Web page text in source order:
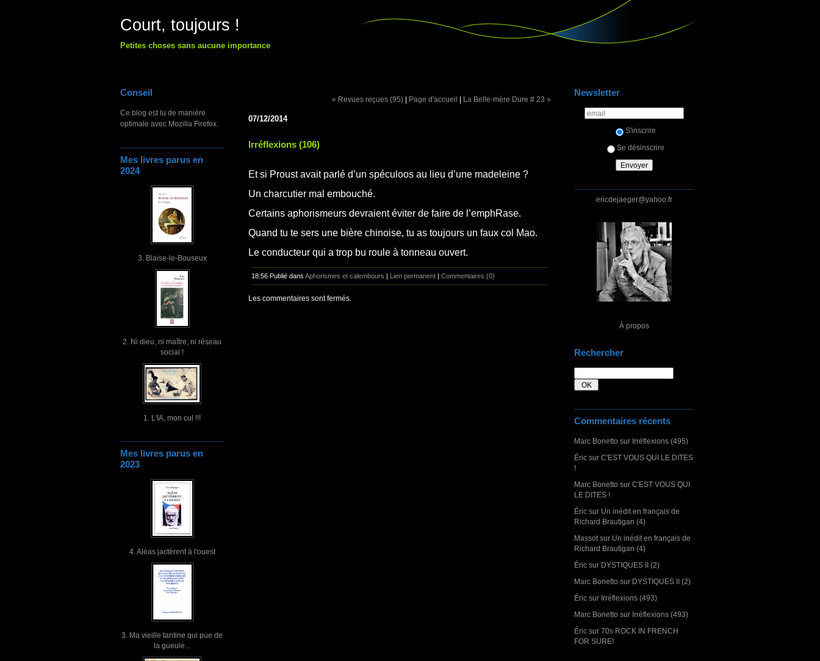
Court, toujours !
Petites choses sans aucune importance
Conseil
Ce blog est lu de manière
optimale avec Mozilla Firefox.
Mes livres parus en
2024
3. Blaise-le-Bouseux
2. Ni dieu, ni maître, ni réseau
social !
1. L'IA, mon cul !!!
Mes livres parus en
2023
4. Aléas jactèrent à l'ouest
3. Ma vieille tantine qui pue de
la gueule...
Newsletter
S'inscrire
Se désinscrire
ericdejaeger@yahoo.fr
À propos
Rechercher
Commentaires récents
Marc Bonetto sur Irréflexions (495)
Éric sur C'EST VOUS QUI LE DITES
!
Marc Bonetto sur C'EST VOUS QUI
LE DITES !
Éric sur Un inédit en français de
Richard Brautigan (4)
Massot sur Un inédit en français de
Richard Brautigan (4)
Éric sur DYSTIQUES II (2)
Marc Bonetto sur DYSTIQUES II (2)
Éric sur Irréflexions (493)
Marc Bonetto sur Irréflexions (493)
Éric sur 70s ROCK IN FRENCH
FOR SURE!
« Revues reçues (95) | Page d'accueil | La Belle-mère Dure # 23 »
07/12/2014
Irréflexions (106)
Et si Proust avait parlé d’un spéculoos au lieu d’une madeleine ?
Un charcutier mal embouché.
Certains aphorismeurs devraient éviter de faire de l’emphRase.
Quand tu te sers une bière chinoise, tu as toujours un faux col Mao.
Le conducteur qui a trop bu roule à tonneau ouvert.
18:56 Publié dans Aphorismes et calembours | Lien permanent | Commentaires (0)
Les commentaires sont fermés.